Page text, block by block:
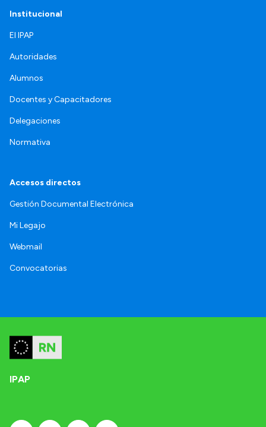
Institucional
El IPAP
Autoridades
Alumnos
Docentes y Capacitadores
Delegaciones
Normativa
Accesos directos
Gestión Documental Electrónica
Mi Legajo
Webmail
Convocatorias
IPAP